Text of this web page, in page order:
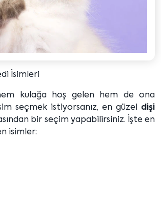
İsimleri
kulağa hoş gelen hem de ona
seçmek istiyorsanız, en güzel dişi
bir seçim yapabilirsiniz. İşte en
isimler: